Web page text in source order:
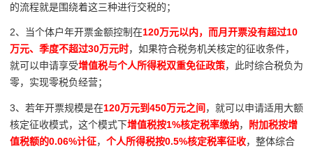
的流程就是围绕着这三种进行交税的；
2、当个体户年开票金额控制在120万元以内，而月开票没有超过10
万元、季度不超过30万元时，如果符合税务机关核定的征收条件，
就可以申请享受增值税与个人所得税双重免征政策，此时综合税负为
零，实现零税负经营；
3、若年开票规模是在120万元到450万元之间 ，就可以申请适用大额
核定征收模式，这个模式下增值税按1%核定税率缴纳，
附加税按增
值税额的0.06%计征， 个人所得税按0.5%核定税率征收，整体综合